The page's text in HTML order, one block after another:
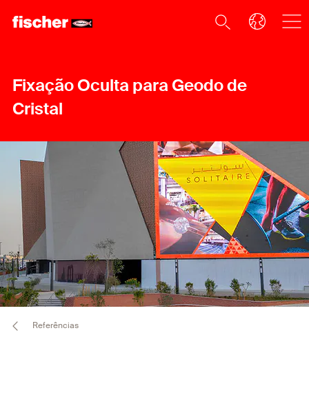
Fixação Oculta para Geodo de
Cristal
Referências